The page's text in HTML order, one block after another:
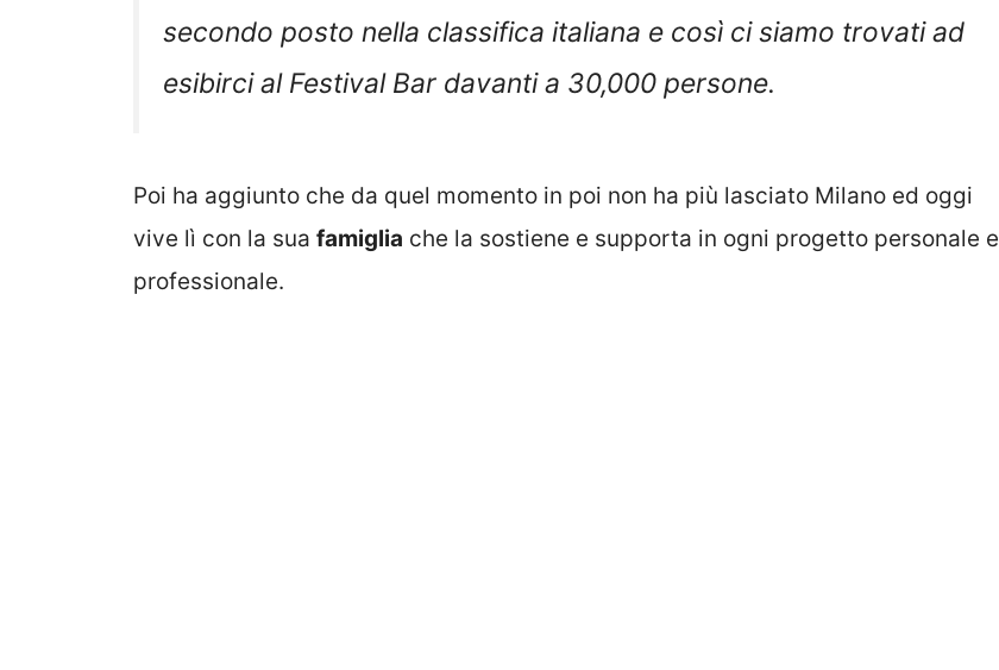
secondo posto nella classifica italiana e così ci siamo trovati ad
esibirci al Festival Bar davanti a 30,000 persone.
Poi ha aggiunto che da quel momento in poi non ha più lasciato Milano ed oggi
vive lì con la sua famiglia che la sostiene e supporta in ogni progetto personale e
professionale.